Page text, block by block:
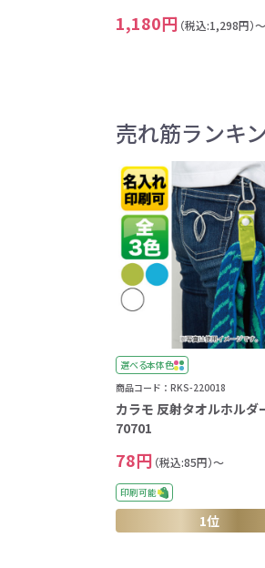
1,180円 （税込:1,298円）～
売れ筋ランキ
選べる本体色
商品コード：RKS-220018
カラモ 反射タオルホル
70701
78円 （税込:85円）～
印刷可能
1位